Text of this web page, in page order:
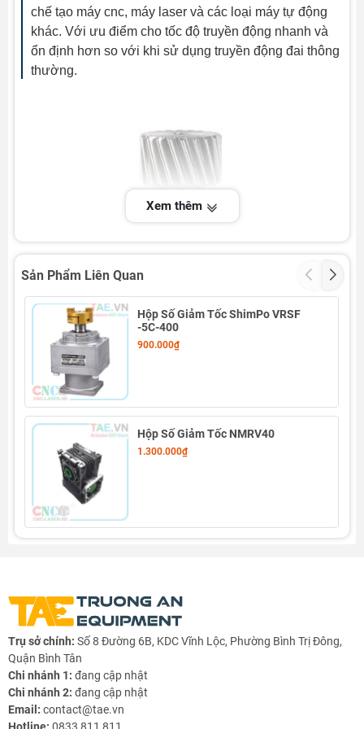
chế tạo máy cnc, máy laser và các loại máy tự động
khác. Với ưu điểm cho tốc độ truyền động nhanh và
ổn định hơn so với khi sử dụng truyền động đai thông
thường.
Xem thêm
Sản Phẩm Liên Quan
Hộp Số Giảm Tốc ShimPo VRSF
-5C-400
900.000₫
Hộp Số Giảm Tốc NMRV40
1.300.000₫
Trụ sở chính: Số 8 Đường 6B, KDC Vĩnh Lộc, Phường Bình Trị Đông,
Quận Bình Tân
Chi nhánh 1: đang cập nhật
Chi nhánh 2: đang cập nhật
Email: contact@tae.vn
Hotline: 0833 811 811